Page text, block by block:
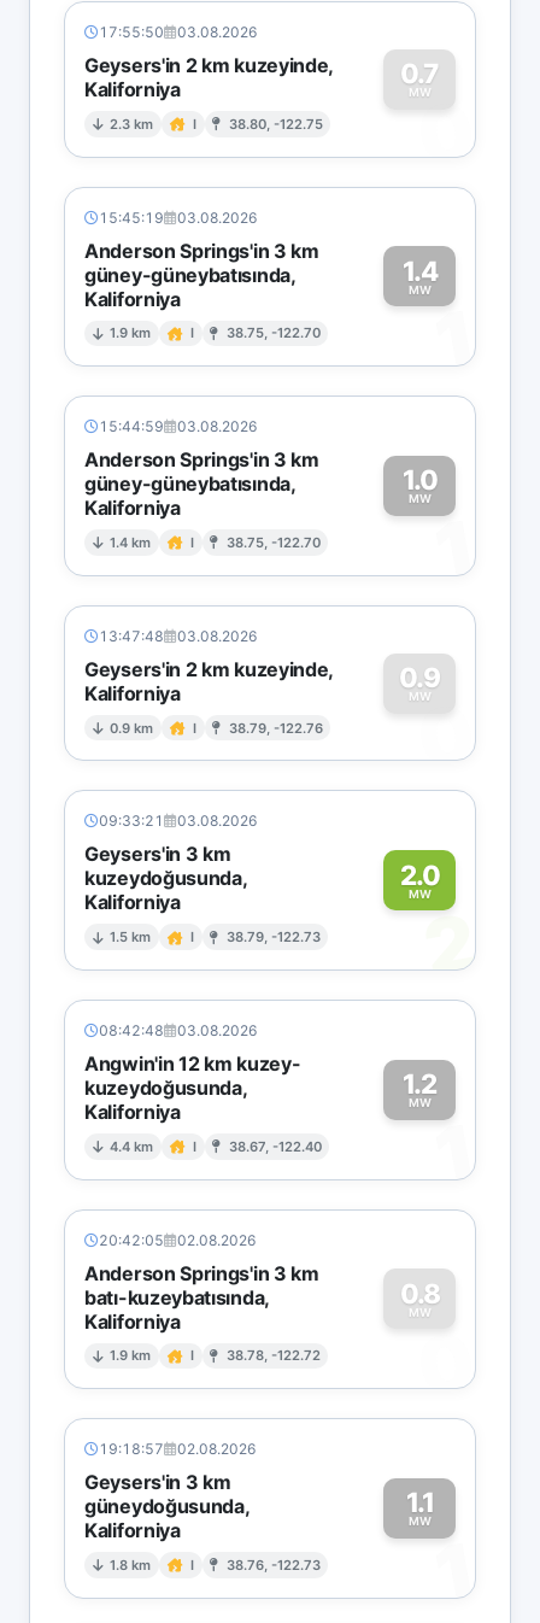
17:55:50 03.08.2026
Geysers'in 2 km kuzeyinde,
Kaliforniya
2.3 km I 38.80, -122.75
0.7
MW
0
15:45:19 03.08.2026
Anderson Springs'in 3 km
güney-güneybatısında,
Kaliforniya
1.9 km I 38.75, -122.70
1.4
MW
1
15:44:59 03.08.2026
Anderson Springs'in 3 km
güney-güneybatısında,
Kaliforniya
1.4 km I 38.75, -122.70
1.0
MW
1
13:47:48 03.08.2026
Geysers'in 2 km kuzeyinde,
Kaliforniya
0.9 km I 38.79, -122.76
0.9
MW
0
09:33:21 03.08.2026
Geysers'in 3 km
kuzeydoğusunda,
Kaliforniya
1.5 km I 38.79, -122.73
2.0
MW
2
08:42:48 03.08.2026
Angwin'in 12 km kuzey-
kuzeydoğusunda,
Kaliforniya
4.4 km I 38.67, -122.40
1.2
MW
1
20:42:05 02.08.2026
Anderson Springs'in 3 km
batı-kuzeybatısında,
Kaliforniya
1.9 km I 38.78, -122.72
0.8
MW
0
19:18:57 02.08.2026
Geysers'in 3 km
güneydoğusunda,
Kaliforniya
1.8 km I 38.76, -122.73
1.1
MW
1